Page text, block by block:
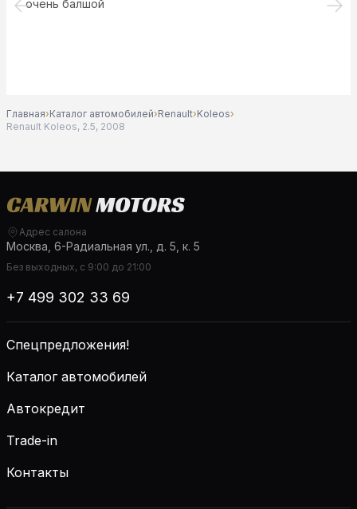
очень балшой
Главная›Каталог автомобилей›Renault›Koleos›
Renault Koleos, 2.5, 2008
Адрес салона
Москва, 6-Радиальная ул., д. 5, к. 5
Без выходных, с 9:00 до 21:00
+7 499 302 33 69
Спецпредложения!
Каталог автомобилей
Автокредит
Trade-in
Контакты